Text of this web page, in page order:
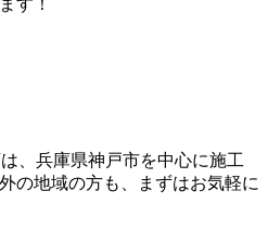
、兵庫県神戸市を中心に施工
の地域の方も、まずはお気軽に